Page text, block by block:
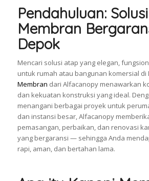
Pendahuluan:
Membran
Depok
Mencari solusi atap yang elegan,
untuk rumah atau bangunan komersial di
Membran dari Alfacanopy menawarkan
dan kekuatan konstruksi yang ideal.
menangani berbagai proyek untuk
dan instansi besar, Alfacanopy
pemasangan, perbaikan, dan renovasi
yang bergaransi — sehingga Anda
rapi, aman, dan bertahan lama.